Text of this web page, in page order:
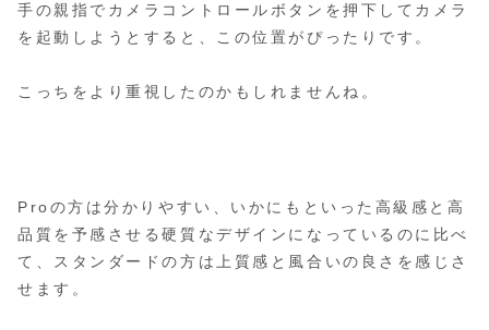
手の親指でカメラコントロールボタンを押下してカメラ
を起動しようとすると、この位置がぴったりです。
こっちをより重視したのかもしれませんね。
Proの方は分かりやすい、いかにもといった高級感と高
品質を予感させる硬質なデザインになっているのに比べ
て、スタンダードの方は上質感と風合いの良さを感じさ
せます。